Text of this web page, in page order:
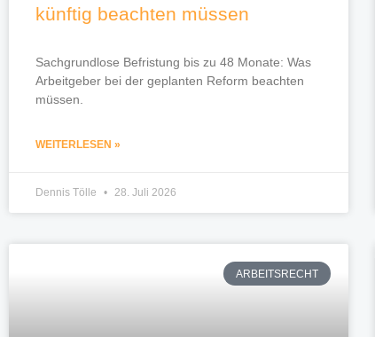
künftig beachten müssen
Sachgrundlose Befristung bis zu 48 Monate: Was
Arbeitgeber bei der geplanten Reform beachten
müssen.
WEITERLESEN »
Dennis Tölle 28. Juli 2026
ARBEITSRECHT